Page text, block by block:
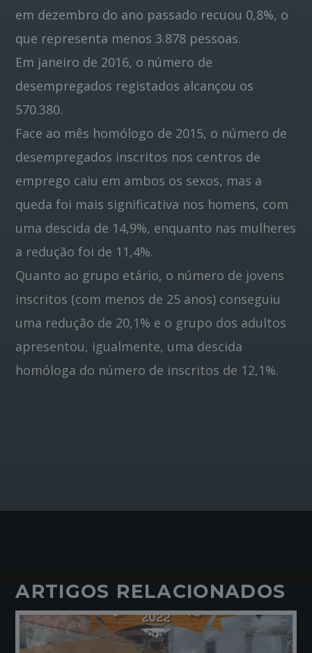
em dezembro do ano passado recuou 0,8%, o
que representa menos 3.878 pessoas.
Em janeiro de 2016, o número de
desempregados registados alcançou os
570.380.
Face ao mês homólogo de 2015, o número de
desempregados inscritos nos centros de
emprego caiu em ambos os sexos, mas a
queda foi mais significativa nos homens, com
uma descida de 14,9%, enquanto nas mulheres
a redução foi de 11,4%.
Quanto ao grupo etário, o número de jovens
inscritos (com menos de 25 anos) conseguiu
uma redução de 20,1% e o grupo dos adultos
apresentou, igualmente, uma descida
homóloga do número de inscritos de 12,1%.
ARTIGOS RELACIONADOS